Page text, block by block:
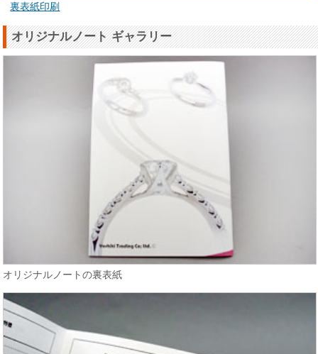
裏表紙印刷
オリジナルノート ギャラリー
オリジナルノートの裏表紙